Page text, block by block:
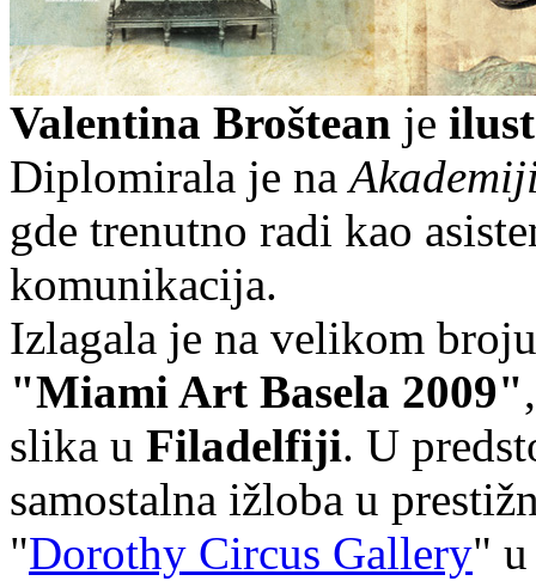
Valentina Broštean je
Diplomirala je na
gde trenutno radi kao
komunikacija.
Izlagala je na velikom
"Miami Art Basela 2009"
slika u Filadelfiji. U
samostalna ižloba u
"Dorothy Circus Gallery"